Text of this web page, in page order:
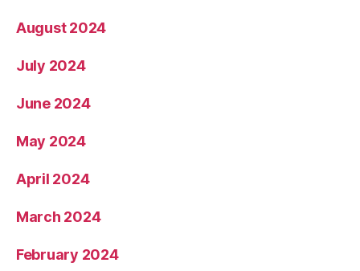
August 2024
July 2024
June 2024
May 2024
April 2024
March 2024
February 2024